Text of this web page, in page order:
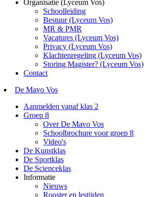
Organisatie (Lyceum Vos)
Schoolleiding
Bestuur (Lyceum Vos)
MR & PMR
Vacatures (Lyceum Vos)
Privacy (Lyceum Vos)
Klachtenregeling (Lyceum Vos)
Storing Magister? (Lyceum Vos)
Contact
De Mavo Vos
Aanmelden vanaf klas 2
Groep 8
Over De Mavo Vos
Schoolbrochure voor groep 8
Video's
De Kunstklas
De Sportklas
De Scienceklas
Informatie
Nieuws
Rooster en lestijden